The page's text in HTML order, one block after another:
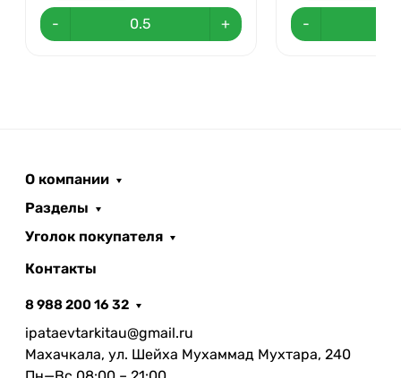
- + -
О компании
Разделы
Уголок покупателя
Контакты
8 988 200 16 32
ipataevtarkitau@gmail.ru
Махачкала, ул. Шейха Мухаммад Мухтара, 240